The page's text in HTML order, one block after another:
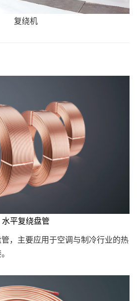
复绕机
水平复绕盘管
，主要应用于空调与制冷行业的热